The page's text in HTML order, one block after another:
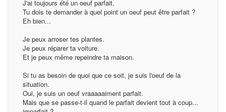
J'ai toujours été un oeuf parfait.
Tu dois te demander à quel point un oeuf peut être parfait ?
Eh bien...
Je peux arroser tes plantes.
Je peux réparer ta voiture.
Et je peux même repeindre ta maison.
Si tu as besoin de quoi que ce soit, je suis l'oeuf de la
situation.
Oui, je suis un oeuf vraaaaaiment parfait.
Mais que se passe-t-il quand le parfait devient tout à coup...